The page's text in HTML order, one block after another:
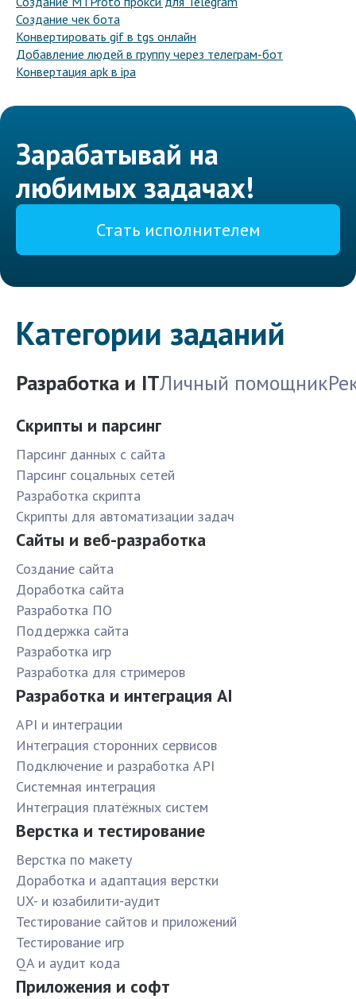
Создание чек бота
Конвертировать gif в tgs онлайн
Добавление людей в группу через телеграм-бот
Конвертация apk в ipa
Зарабатывай на
любимых задачах!
Стать исполнителем
Категории заданий
Разработка и ITЛичный помощник
Скрипты и парсинг
Парсинг данных с сайта
Парсинг соцальных сетей
Разработка скрипта
Скрипты для автоматизации задач
Сайты и веб-разработка
Создание сайта
Доработка сайта
Разработка ПО
Поддержка сайта
Разработка игр
Разработка для стримеров
Разработка и интеграция AI
API и интеграции
Интеграция сторонних сервисов
Подключение и разработка API
Системная интеграция
Интеграция платёжных систем
Верстка и тестирование
Верстка по макету
Доработка и адаптация верстки
UX- и юзабилити-аудит
Тестирование сайтов и приложений
Тестирование игр
QA и аудит кода
Приложения и софт